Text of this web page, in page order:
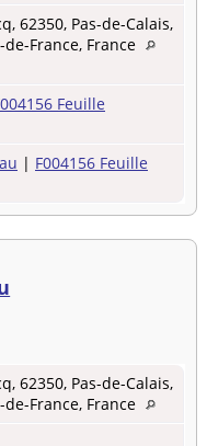
62350, Pas-de-Calais,
de-France, France
Feuille
| F004156 Feuille
62350, Pas-de-Calais,
de-France, France